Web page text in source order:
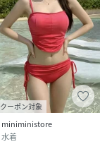
クーポン対象
miniministore
水着